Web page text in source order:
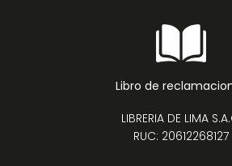
Libro de
LIBRERIA DE LIMA
RUC: 20612268127